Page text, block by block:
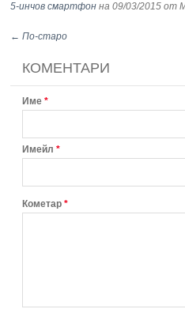
5-инчов смартфон на 09/03/2015 от
← По-старо
КОМЕНТАРИ
Име *
Имейл *
Кометар *